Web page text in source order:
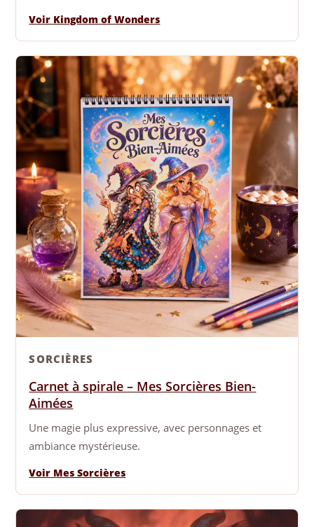
Voir Kingdom of Wonders
SORCIÈRES
Carnet à spirale – Mes Sorcières Bien-
Aimées
Une magie plus expressive, avec personnages et
ambiance mystérieuse.
Voir Mes Sorcières